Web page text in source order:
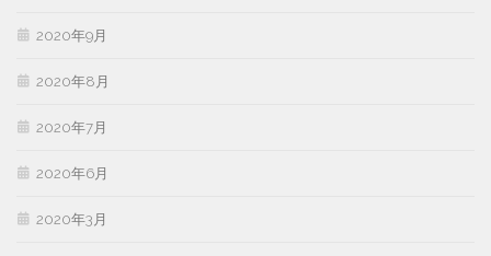
2020年9月
2020年8月
2020年7月
2020年6月
2020年3月